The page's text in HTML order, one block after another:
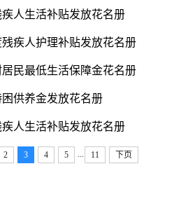
人生活补贴发放花名册
疾人护理补贴发放花名册
民最低生活保障金花名册
供养金发放花名册
人生活补贴发放花名册
2 3 4 5 11 下页